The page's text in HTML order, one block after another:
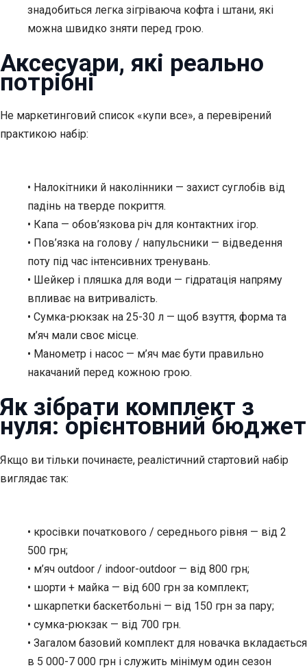
знадобиться легка зігріваюча кофта і штани, які
можна швидко зняти перед грою.
Аксесуари, які реально
потрібні
Не маркетинговий список «купи все», а перевірений
практикою набір:
• Налокітники й наколінники — захист суглобів від
падінь на тверде покриття.
• Капа — обов’язкова річ для контактних ігор.
• Пов’язка на голову / напульсники — відведення
поту під час інтенсивних тренувань.
• Шейкер і пляшка для води — гідратація напряму
впливає на витривалість.
• Сумка-рюкзак на 25-30 л — щоб взуття, форма та
м’яч мали своє місце.
• Манометр і насос — м’яч має бути правильно
накачаний перед кожною грою.
Як зібрати комплект з
нуля: орієнтовний бюджет
Якщо ви тільки починаєте, реалістичний стартовий набір
виглядає так:
• кросівки початкового / середнього рівня — від 2
500 грн;
• м’яч outdoor / indoor-outdoor — від 800 грн;
• шорти + майка — від 600 грн за комплект;
• шкарпетки баскетбольні — від 150 грн за пару;
• сумка-рюкзак — від 700 грн.
• Загалом базовий комплект для новачка вкладається
в 5 000-7 000 грн і служить мінімум один сезон